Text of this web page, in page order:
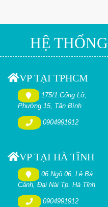
HỆ
VP TẠI TPHCM
175/1 Cống Lỡ,
Phường 15, Tân Bình
0904991912
VP TẠI HÀ TĨNH
06 Ngõ 06, Lê Bá
Cảnh, Đại Nài Tp. Hà Tĩnh
0904991912